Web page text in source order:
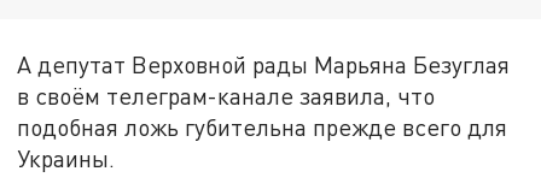
А депутат Верховной рады Марьяна Безуглая
в своём телеграм-канале заявила, что
подобная ложь губительна прежде всего для
Украины.